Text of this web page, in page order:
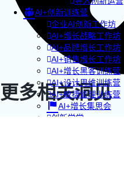
AI+创新训练营
企业AI创新工作坊
AI+增长战略工作坊
AI+品牌增长工作坊
AI+销售增长工作坊
AI+增长黑客训练营
AI+设计思维训练营
AI+敏捷管理训练营
AI+增长集思会
创新学堂
更多相关洞见